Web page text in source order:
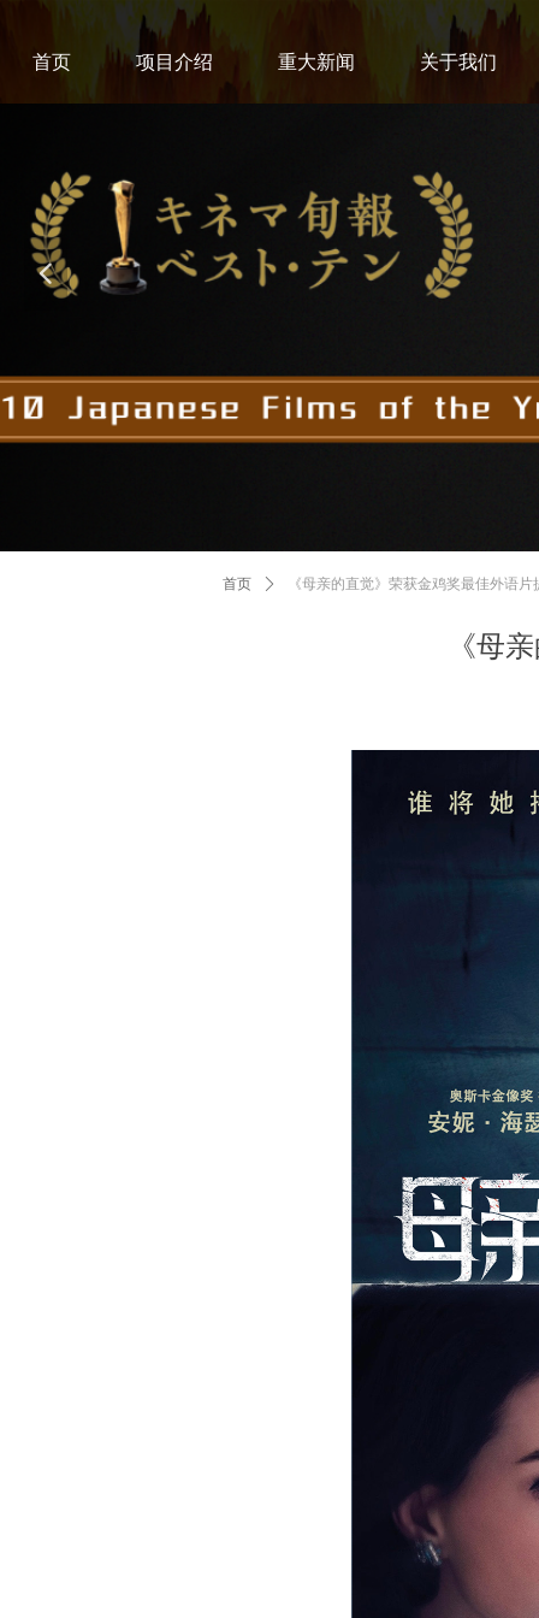
首页 项目介绍 重大新闻 关于我们
넳
《母
首页 ꄲ 《母亲的直觉》荣获金鸡奖最佳外语片